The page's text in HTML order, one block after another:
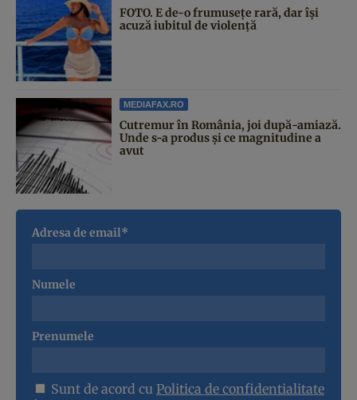
FOTO. E de-o frumusețe rară, dar își
acuză iubitul de violență
MEDIAFAX.RO
Cutremur în România, joi după-amiază.
Unde s-a produs și ce magnitudine a
avut
Adresa de email*
Numele
Prenumele
Sunt de acord cu Politica de confidentialitate